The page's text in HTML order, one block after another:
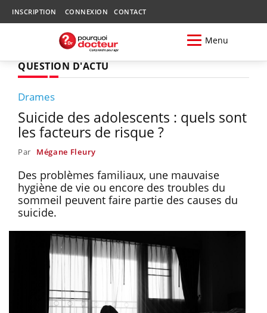
INSCRIPTION CONNEXION CONTACT
Menu
QUESTION D'ACTU
Drames
Suicide des adolescents : quels sont
les facteurs de risque ?
Par Mégane Fleury
Des problèmes familiaux, une mauvaise
hygiène de vie ou encore des troubles du
sommeil peuvent faire partie des causes du
suicide.